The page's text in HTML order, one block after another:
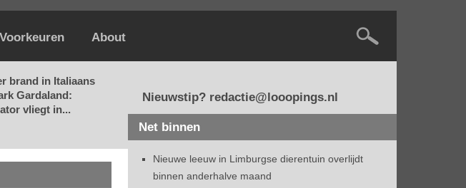
Voorkeuren About
brand in Italiaans
Gardaland:
vliegt in...
Nieuwstip? redactie@looopings.nl
Net binnen
Nieuwe leeuw in Limburgse dierentuin overlijdt
binnen anderhalve maand